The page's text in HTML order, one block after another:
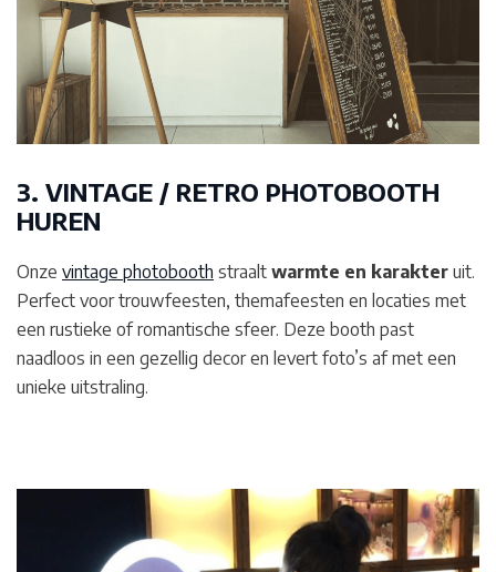
3. VINTAGE / RETRO PHOTOBOOTH
HUREN
Onze vintage photobooth straalt warmte en karakter uit.
Perfect voor trouwfeesten, themafeesten en locaties met
een rustieke of romantische sfeer. Deze booth past
naadloos in een gezellig decor en levert foto’s af met een
unieke uitstraling.